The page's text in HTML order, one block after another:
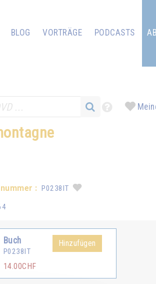
BLOG VORTRÄGE PODCASTS
: P0238IT
Buch
P0238IT
14.00CHF
Hinzufügen